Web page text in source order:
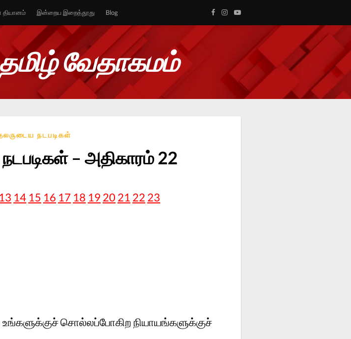
தியானம் இன்றைய இறைத்தூது Blog
தமிழ் வேதாகமம்
நடபடிகள்
– அதிகாரம் 22
13 14 15 16 17 18 19 20 21 22 23
சொல்லப்போகிற நியாயங்களுக்குச்